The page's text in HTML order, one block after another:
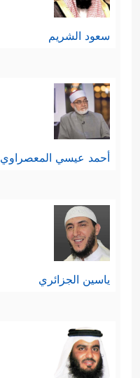
سعود الشريم
أحمد عيسي المعصراوي
ياسين الجزائري